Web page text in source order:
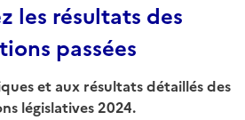
les résultats des
passées
et aux résultats détaillés des
législatives 2024.